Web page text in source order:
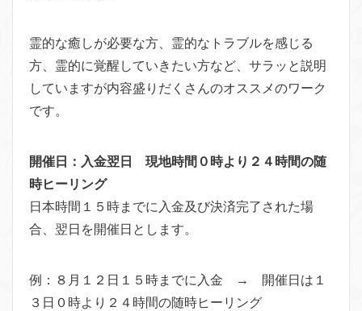
霊的な癒しが必要な方、霊的なトラブルを感じる
方、霊的に覚醒していきたい方など、サラッと説明
していますが内容盛りだくさんのオススメのワーク
です。
開催日：入金翌日 現地時間０時より２４時間の随
時ヒーリング
日本時間１５時までに入金及び決済完了された場
合、翌日を開催日とします。
例：８月１２日１５時までに入金 → 開催日は１
３日０時より２４時間の随時ヒーリング